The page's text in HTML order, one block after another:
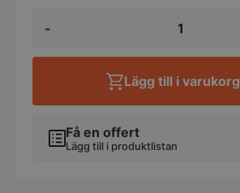
-
mängd
Få en offert
Lägg till i produktlistan
Lägg till i varukorg